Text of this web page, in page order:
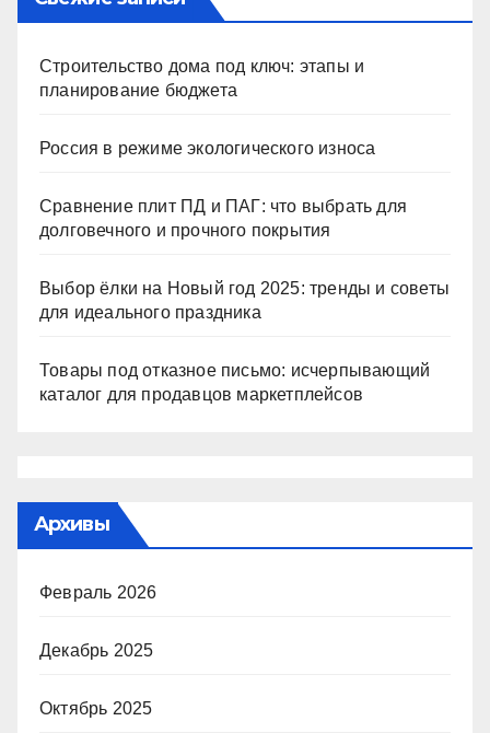
Строительство дома под ключ: этапы и
планирование бюджета
Россия в режиме экологического износа
Сравнение плит ПД и ПАГ: что выбрать для
долговечного и прочного покрытия
Выбор ёлки на Новый год 2025: тренды и советы
для идеального праздника
Товары под отказное письмо: исчерпывающий
каталог для продавцов маркетплейсов
Архивы
Февраль 2026
Декабрь 2025
Октябрь 2025